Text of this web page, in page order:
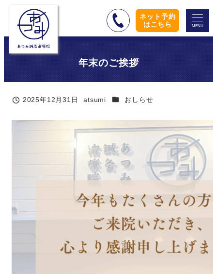
ン
ネット予約
はこちら
MENU
年末のご挨拶
投稿日
2025年12月31日 atsumi カテゴリー
おしらせ